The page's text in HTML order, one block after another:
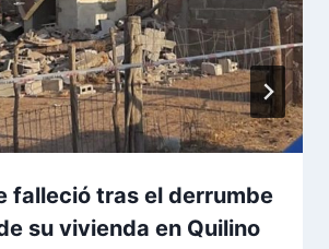
falleció tras el derrumbe
su vivienda en Quilino